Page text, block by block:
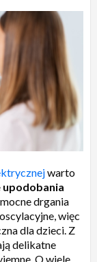
warto
drgania
więc
dla dzieci. Z
delikatne
O wiele